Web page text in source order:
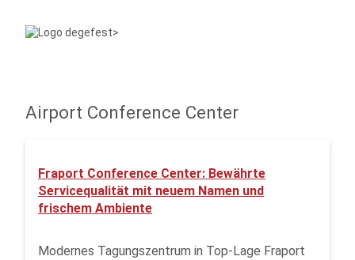
Airport Conference Center
Fraport Conference Center: Bewährte
Servicequalität mit neuem Namen und
frischem Ambiente
Modernes Tagungszentrum in Top-Lage Fraport